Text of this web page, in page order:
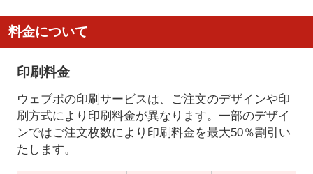
料金について
印刷料金
ウェブポの印刷サービスは、ご注文のデザインや印
刷方式により印刷料金が異なります。一部のデザイ
ンではご注文枚数により印刷料金を最大50％割引い
たします。